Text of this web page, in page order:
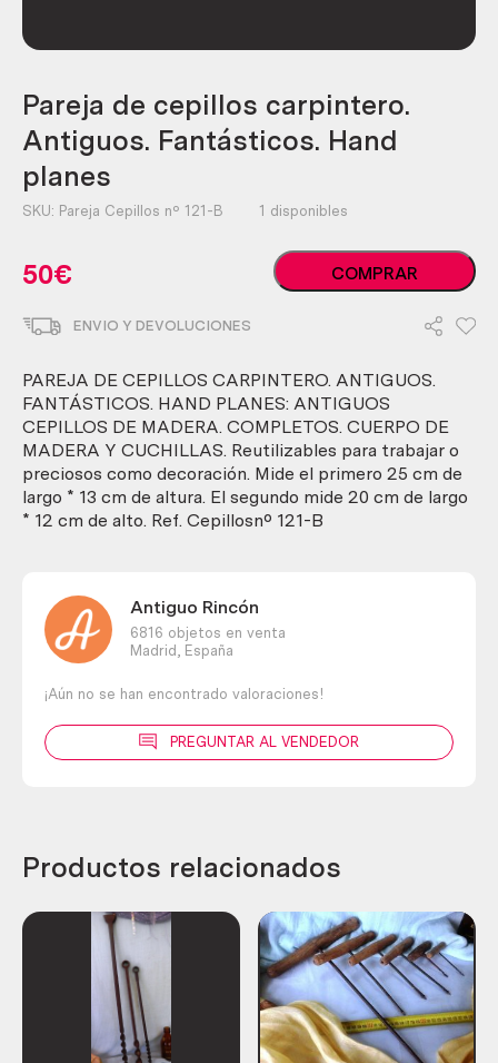
Pareja de cepillos carpintero.
Antiguos. Fantásticos. Hand
planes
SKU: Pareja Cepillos nº 121-B 1 disponibles
50€
Pareja
de
Fantásticos.
Hand
planes
cantidad
COMPRAR
ENVIO Y DEVOLUCIONES
PAREJA DE CEPILLOS CARPINTERO. ANTIGUOS.
FANTÁSTICOS. HAND PLANES: ANTIGUOS
CEPILLOS DE MADERA. COMPLETOS. CUERPO DE
MADERA Y CUCHILLAS. Reutilizables para trabajar o
preciosos como decoración. Mide el primero 25 cm de
largo * 13 cm de altura. El segundo mide 20 cm de largo
* 12 cm de alto. Ref. Cepillosnº 121-B
Antiguo Rincón
6816 objetos en venta
Madrid,
España
¡Aún no se han encontrado valoraciones!
PREGUNTAR AL VENDEDOR
Productos relacionados